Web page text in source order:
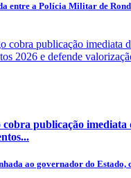
entre a Polícia Militar de
cobra publicação imediata
ao governador do Estado,